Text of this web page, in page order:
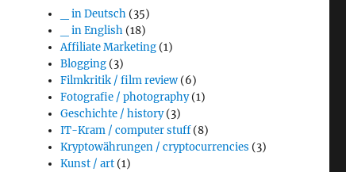
_ in Deutsch (35)
_ in English (18)
Affiliate Marketing (1)
Blogging (3)
Filmkritik / film review (6)
Fotografie / photography(1)
Geschichte / history(3)
IT-Kram / computer stuff(8)
Kryptowährungen / cryptocurrencies (3)
Kunst / art (1)